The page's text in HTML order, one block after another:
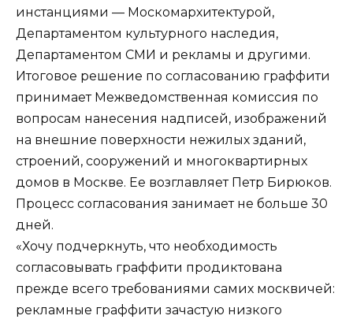
инстанциями — Москомархитектурой,
Департаментом культурного наследия,
Департаментом СМИ и рекламы и другими.
Итоговое решение по согласованию граффити
принимает Межведомственная комиссия по
вопросам нанесения надписей, изображений
на внешние поверхности нежилых зданий,
строений, сооружений и многоквартирных
домов в Москве. Ее возглавляет Петр Бирюков.
Процесс согласования занимает не больше 30
дней.
«Хочу подчеркнуть, что необходимость
согласовывать граффити продиктована
прежде всего требованиями самих москвичей:
рекламные граффити зачастую низкого